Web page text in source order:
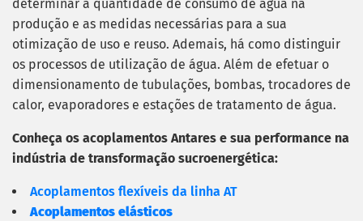
determinar a quantidade de consumo de água na
produção e as medidas necessárias para a sua
otimização de uso e reuso. Ademais, há como distinguir
os processos de utilização de água. Além de efetuar o
dimensionamento de tubulações, bombas, trocadores de
calor, evaporadores e estações de tratamento de água.
Conheça os acoplamentos Antares e sua performance na
indústria de transformação sucroenergética:
Acoplamentos flexíveis da linha AT
Acoplamentos elásticos